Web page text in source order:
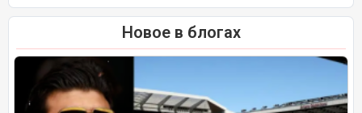
Новое в блогах